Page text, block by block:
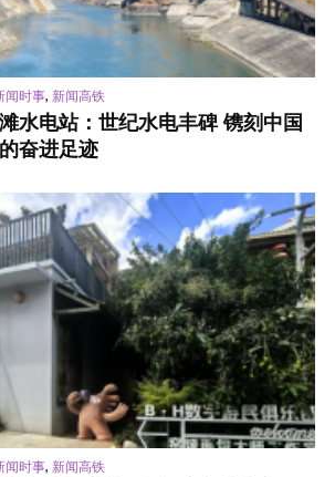
闻时事, 新闻高铁
水电站：世纪水电丰碑 镌刻中国
奋进足迹
闻时事, 新闻高铁